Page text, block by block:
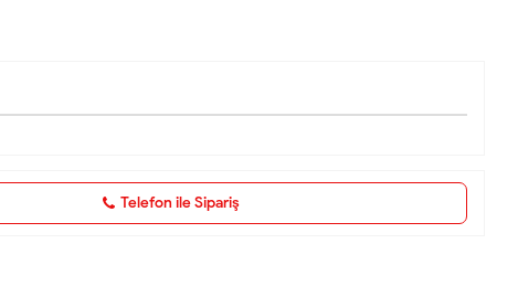
Telefon ile Sipariş